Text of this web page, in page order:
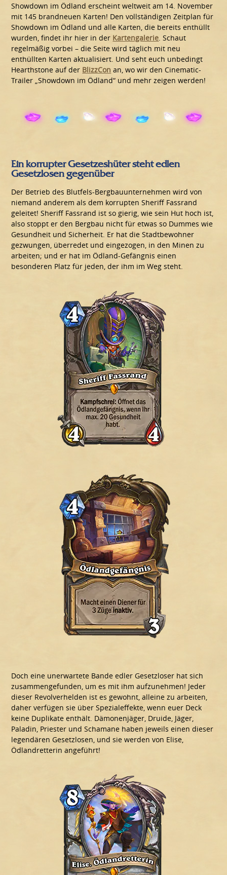
Showdown im Ödland erscheint weltweit am 14. November
mit 145 brandneuen Karten! Den vollständigen Zeitplan für
Showdown im Ödland und alle Karten, die bereits enthüllt
wurden, findet ihr hier in der Kartengalerie . Schaut
regelmäßig vorbei – die Seite wird täglich mit neu
enthüllten Karten aktualisiert. Und seht euch unbedingt
Hearthstone auf der BlizzCon an, wo wir den Cinematic-
Trailer „Showdown im Ödland“ und mehr zeigen werden!
Ein korrupter Gesetzeshüter steht edlen
Gesetzlosen gegenüber
Der Betrieb des Blutfels-Bergbauunternehmen wird von
niemand anderem als dem korrupten Sheriff Fassrand
geleitet! Sheriff Fassrand ist so gierig, wie sein Hut hoch ist,
also stoppt er den Bergbau nicht für etwas so Dummes wie
Gesundheit und Sicherheit. Er hat die Stadtbewohner
gezwungen, überredet und eingezogen, in den Minen zu
arbeiten; und er hat im Ödland-Gefängnis einen
besonderen Platz für jeden, der ihm im Weg steht.
Doch eine unerwartete Bande edler Gesetzloser hat sich
zusammengefunden, um es mit ihm aufzunehmen! Jeder
dieser Revolverhelden ist es gewohnt, alleine zu arbeiten,
daher verfügen sie über Spezialeffekte, wenn euer Deck
keine Duplikate enthält. Dämonenjäger, Druide, Jäger,
Paladin, Priester und Schamane haben jeweils einen dieser
legendären Gesetzlosen, und sie werden von Elise,
Ödlandretterin angeführt!